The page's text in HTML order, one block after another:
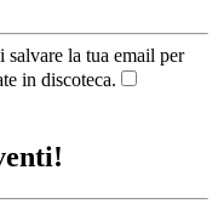
la tua email per
in discoteca.